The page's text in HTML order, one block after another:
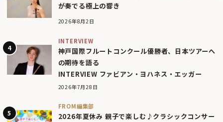
が奏でる極上の響き
2026年8月2日
INTERVIEW
神戸国際フルートコンクール優勝者、日本ツアーへ
の期待を語る
INTERVIEW ファビアン・ヨハネス・エッガー
2026年7月28日
FROM編集部
2026年夏休み 親子で楽しむ♪クラシックコンサー